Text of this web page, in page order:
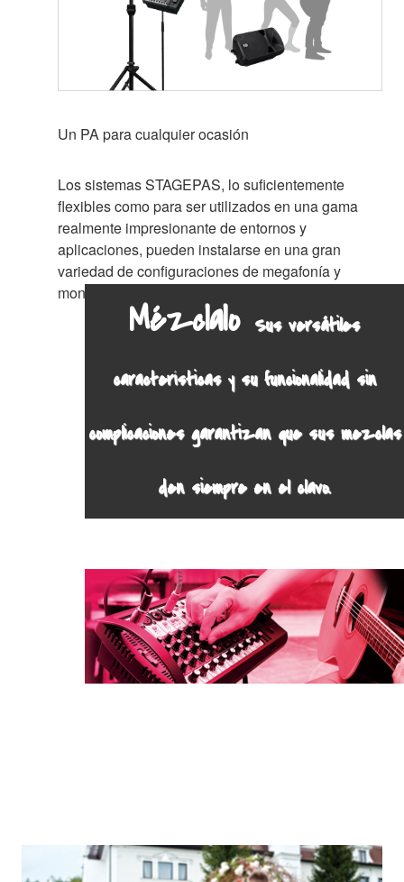
Un PA para cualquier ocasión
Los sistemas STAGEPAS, lo suficientemente
flexibles como para ser utilizados en una gama
realmente impresionante de entornos y
aplicaciones, pueden instalarse en una gran
variedad de configuraciones de megafonía y
monitorización.
Mézclalo Sus versátiles
características y su funcionalidad sin
complicaciones garantizan que sus mezclas
den siempre en el clavo.